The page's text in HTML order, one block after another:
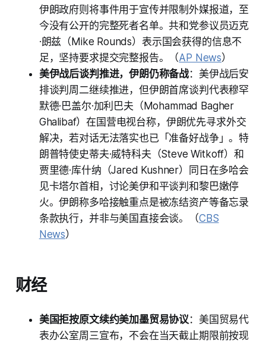
伊朗政府则将事件用于宣传并限制外媒报道，至
今没有公开的完整死者名单。共和党参议员迈克
·朗兹（Mike Rounds）表示国会获得的信息不
足，坚持要求提交完整报告。（AP News）
美伊战后谈判推进，伊朗仍称备战：美伊战后安
排谈判周二继续推进，但伊朗首席谈判代表穆罕
默德·巴盖尔·加利巴夫（Mohammad Bagher
Ghalibaf）在国营电视台称，伊朗优先寻求外交
解决，若对话无法落实也已「准备好战争」。特
朗普特使史蒂夫·威特科夫（Steve Witkoff）和
贾里德·库什纳（Jared Kushner）同日在多哈会
见卡塔尔首相，讨论美伊和平谈判和黎巴嫩停
火。伊朗称多哈接触重点是被冻结资产等备忘录
条款执行，并非与美国直接会谈。（CBS
News）
财经
美国拒按原文续约美加墨贸易协议 ：美国贸易代
表办公室周三宣布，不会在当天截止期限前按现